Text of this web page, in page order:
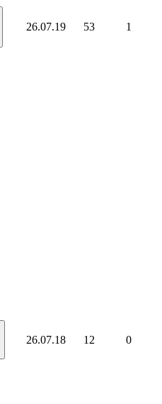
26.07.19 53 1
26.07.18 12 0